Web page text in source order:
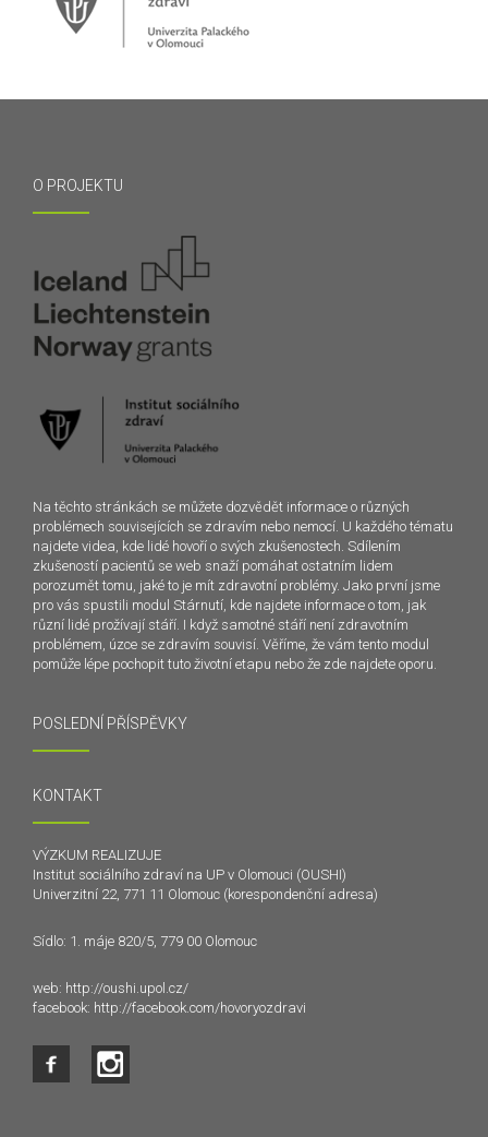
O PROJEKTU
Na těchto stránkách se můžete dozvědět informace o různých
problémech souvisejících se zdravím nebo nemocí. U každého tématu
najdete videa, kde lidé hovoří o svých zkušenostech. Sdílením
zkušeností pacientů se web snaží pomáhat ostatním lidem
porozumět tomu, jaké to je mít zdravotní problémy. Jako první jsme
pro vás spustili modul Stárnutí, kde najdete informace o tom, jak
různí lidé prožívají stáří. I když samotné stáří není zdravotním
problémem, úzce se zdravím souvisí. Věříme, že vám tento modul
pomůže lépe pochopit tuto životní etapu nebo že zde najdete oporu.
POSLEDNÍ PŘÍSPĚVKY
KONTAKT
VÝZKUM REALIZUJE
Institut sociálního zdraví na UP v Olomouci (OUSHI)
Univerzitní 22, 771 11 Olomouc (korespondenční adresa)
Sídlo: 1. máje 820/5, 779 00 Olomouc
web: http://oushi.upol.cz/
facebook: http://facebook.com/hovoryozdravi